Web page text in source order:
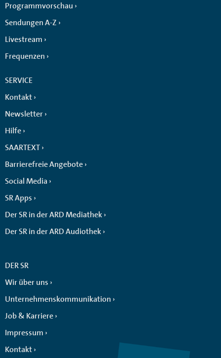
Programmvorschau
Sendungen A-Z
Livestream
Frequenzen
SERVICE
Kontakt
Newsletter
Hilfe
SAARTEXT
Barrierefreie Angebote
Social Media
SR Apps
Der SR in der ARD Mediathek
Der SR in der ARD Audiothek
DER SR
Wir über uns
Unternehmenskommunikation
Job & Karriere
Impressum
Kontakt